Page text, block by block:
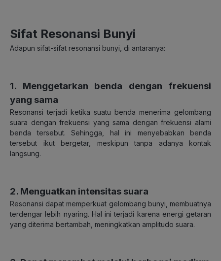
Sifat Resonansi Bunyi
Adapun sifat-sifat resonansi bunyi, di antaranya:
1. Menggetarkan benda dengan frekuensi
yang sama
Resonansi terjadi ketika suatu benda menerima gelombang
suara dengan frekuensi yang sama dengan frekuensi alami
benda tersebut. Sehingga, hal ini menyebabkan benda
tersebut ikut bergetar, meskipun tanpa adanya kontak
langsung.
2. Menguatkan intensitas suara
Resonansi dapat memperkuat gelombang bunyi, membuatnya
terdengar lebih nyaring. Hal ini terjadi karena energi getaran
yang diterima bertambah, meningkatkan amplitudo suara.